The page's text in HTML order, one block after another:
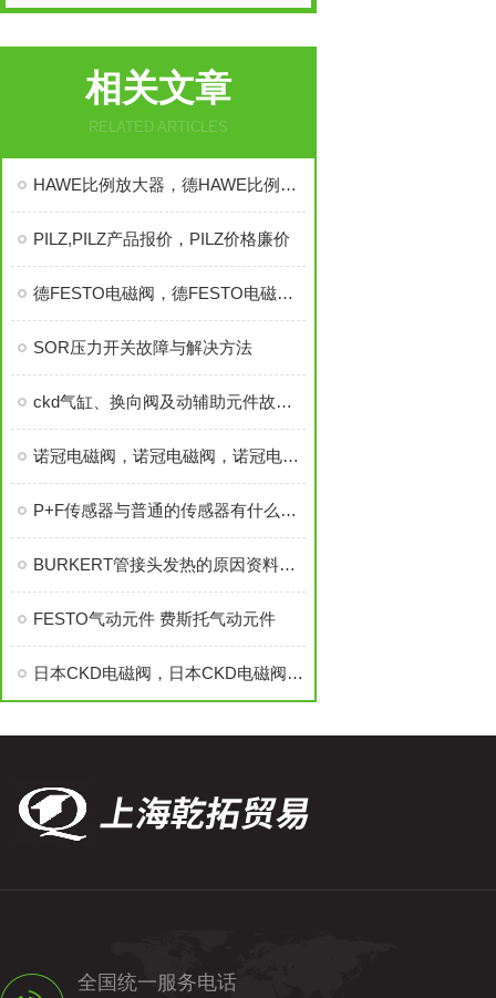
相关文章
RELATED ARTICLES
HAWE比例放大器，德HAWE比例放大器，哈威比例放大器，HAWE
PILZ,PILZ产品报价，PILZ价格廉价
德FESTO电磁阀，德FESTO电磁阀，德FESTO电磁阀
SOR压力开关故障与解决方法
ckd气缸、换向阀及动辅助元件故障的安全排除
诺冠电磁阀，诺冠电磁阀，诺冠电磁阀，英诺冠电磁阀
P+F传感器与普通的传感器有什么不一样，P+F传感器
BURKERT管接头发热的原因资料分为哪些
FESTO气动元件 费斯托气动元件
日本CKD电磁阀，日本CKD电磁阀，日本CKD电磁阀，日本CKD电磁阀
全国统一服务电话